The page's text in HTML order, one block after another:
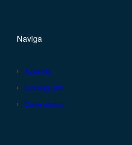
Naviga
Azienda
Consilgi utili
Dove siamo